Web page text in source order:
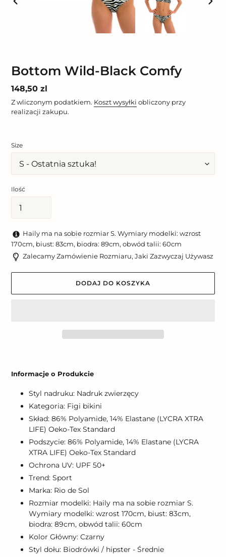
Bottom Wild-Black Comfy
Cena
regularna
148,50 zl
Z wliczonym podatkiem. Koszt wysyłki obliczony przy
realizacji zakupu.
Size
Ilość
Haily ma na sobie rozmiar S. Wymiary modelki: wzrost
170cm, biust: 83cm, biodra: 89cm, obwód talii: 60cm
Zalecamy Zamówienie Rozmiaru, Jaki Zazwyczaj Używasz
DODAJ DO KOSZYKA
do
Informacje o Produkcie
Styl nadruku: Nadruk zwierzęcy
Kategoria: Figi bikini
Skład: 86% Polyamide, 14% Elastane (LYCRA XTRA
LIFE) Oeko-Tex Standard
Podszycie: 86% Polyamide, 14% Elastane (LYCRA
XTRA LIFE) Oeko-Tex Standard
Ochrona UV: UPF 50+
Trend: Sport
Marka: Rio de Sol
Rozmiar modelki: Haily ma na sobie rozmiar S.
Wymiary modelki: wzrost 170cm, biust: 83cm,
biodra: 89cm, obwód talii: 60cm
Kolor Główny: Czarny
Styl dołu: Biodrówki / hipster - Średnie